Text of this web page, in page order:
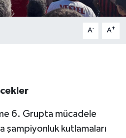
A- A+
6. Grupta mücadele
şampiyonluk kutlamaları